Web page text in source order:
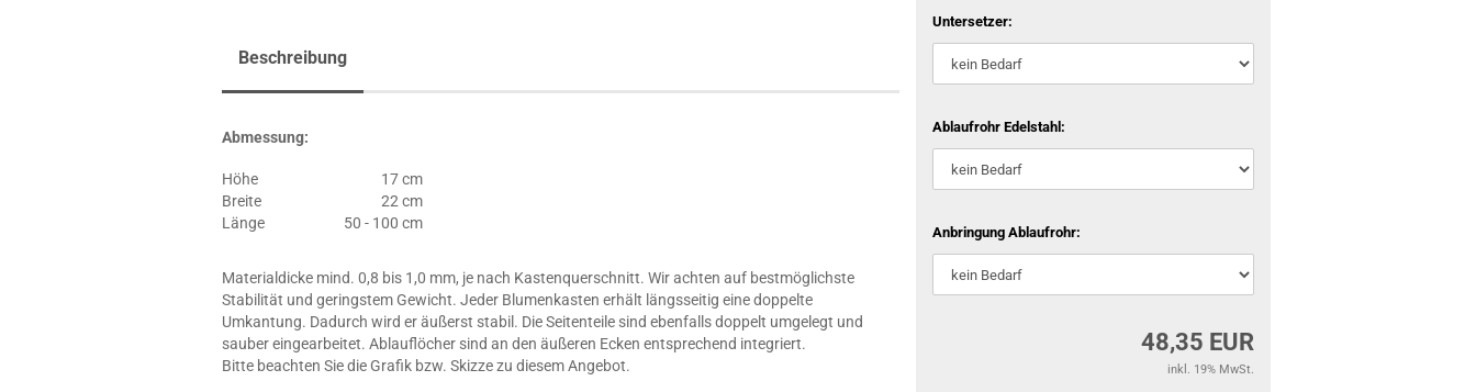
Untersetzer:
Ablaufrohr Edelstahl:
Anbringung Ablaufrohr:
48,35 EUR
inkl. 19% MwSt.
Beschreibung
Abmessung:
Höhe
17 cm
Breite
22 cm
Länge
50 - 100 cm
Materialdicke mind. 0,8 bis 1,0 mm, je nach Kastenquerschnitt. Wir achten auf bestmöglichste
Stabilität und geringstem Gewicht. Jeder Blumenkasten erhält längsseitig eine doppelte
Umkantung. Dadurch wird er äußerst stabil. Die Seitenteile sind ebenfalls doppelt umgelegt und
sauber eingearbeitet. Ablauflöcher sind an den äußeren Ecken entsprechend integriert.
Bitte beachten Sie die Grafik bzw. Skizze zu diesem Angebot.